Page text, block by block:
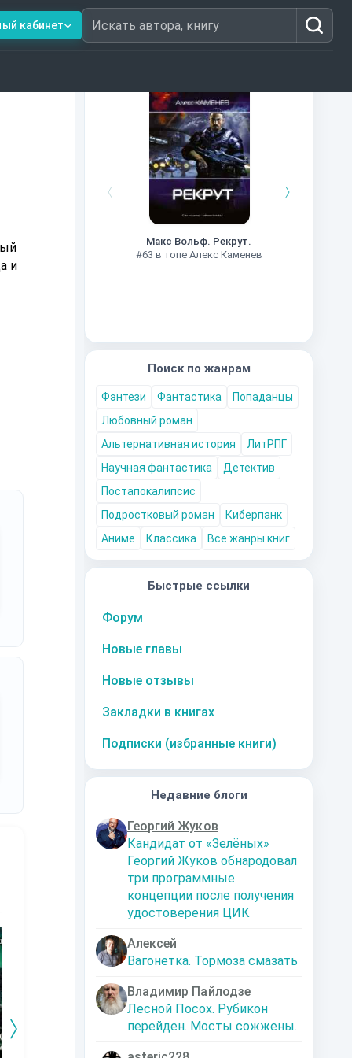
кабинет Искать автора, книгу
Книги из топ-100
Макс Вольф. Рекрут.
#63 в топе Алекс Каменев
Поиск по жанрам
Фэнтези Фантастика
Попаданцы
Любовный роман
Альтернативная история
ЛитРПГ
Научная фантастика
Детектив
Постапокалипсис
Подростковый роман
Киберпанк
Аниме
Классика Все жанры книг
Быстрые ссылки
Форум
Новые главы
Новые отзывы
Закладки в книгах
Подписки (избранные книги)
Недавние блоги
Георгий Жуков
Кандидат от «Зелёных»
Георгий Жуков обнародовал
три программные
концепции после получения
удостоверения ЦИК
Алексей
Вагонетка. Тормоза смазать
Владимир Пайлодзе
Лесной Посох. Рубикон
перейден. Мосты сожжены.
и
10 за часть 10